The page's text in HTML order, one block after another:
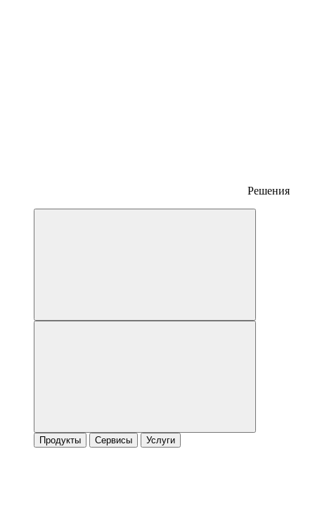
Решения
Продукты Сервисы Услуги